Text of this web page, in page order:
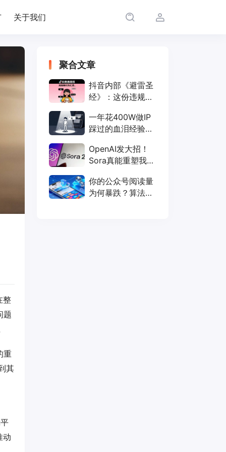
关于我们
整
题
重
其
动
聚合文章
抖音内部《避雷圣
经》：这份违规词
离限流封号
一年花400W做IP
踩过的血泪经验，
OpenAI发大招！
Sora真能重塑我们
你的公众号阅读量
为何暴跌？算法新